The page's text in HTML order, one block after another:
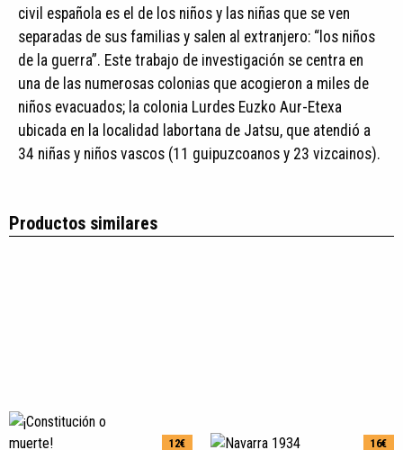
civil española es el de los niños y las niñas que se ven
separadas de sus familias y salen al extranjero: “los niños
de la guerra”. Este trabajo de investigación se centra en
una de las numerosas colonias que acogieron a miles de
niños evacuados; la colonia Lurdes Euzko Aur-Etexa
ubicada en la localidad labortana de Jatsu, que atendió a
34 niñas y niños vascos (11 guipuzcoanos y 23 vizcainos).
Productos similares
12€ 16€